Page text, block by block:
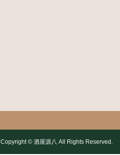
Copyright © 酒屋源八 All Rights Reserved.